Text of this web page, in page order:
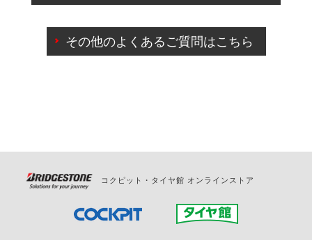
出来ないものもございます。
ご来店予約日の3営業日前を過ぎている場合のご予約
の日時変更につきましては、直接ご予約の店舗まで
その他のよくあるご質問はこちら
コクピット・タイヤ館 オンラインストア